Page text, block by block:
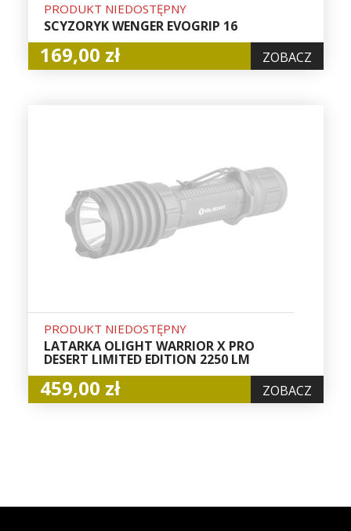
PRODUKT NIEDOSTĘPNY
SCYZORYK WENGER EVOGRIP 16
169,00 zł ZOBACZ
PRODUKT NIEDOSTĘPNY
LATARKA OLIGHT WARRIOR X PRO
DESERT LIMITED EDITION 2250 LM
459,00 zł ZOBACZ